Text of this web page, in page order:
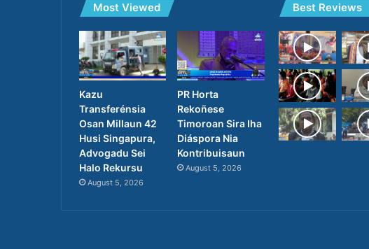
Most Viewed
Kazu
Transferénsia
Osan Millaun 42
Husi Singapura,
Advogadu Sei
Halo Rekursu
August 5, 2026
PR Horta
Rekoñese
Timoroan Sira Iha
Diáspora Nia
Kontribuisaun
August 5, 2026
Best Reviews